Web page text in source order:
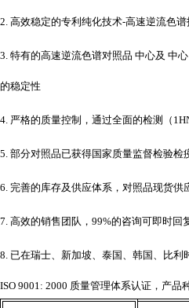
2. 高效稳定的专利纯化技术-高速逆流色谱
3. 特有的高速逆流色谱对照品 中心及 中
的稳定性
4. 严格的质量控制，通过全面的检测（
5. 部分对照品已获得国家质量监督检验检
6. 完善的库存及供应体系，对照品现货供
7. 高效的销售团队，99%的咨询可即时回
8. 已在瑞士、新加坡、泰国、韩国、比
ISO 9001: 2000 质量管理体系认证，产品